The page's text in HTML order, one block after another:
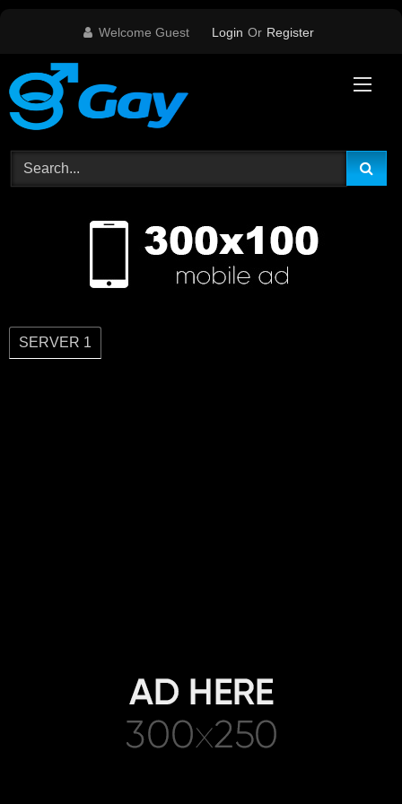
Welcome Guest Login Or Register
SERVER 1